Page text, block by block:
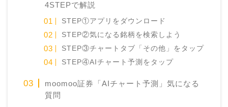
4STEPで解説
STEP①アプリをダウンロード
STEP②気になる銘柄を検索しよう
STEP③チャートタブ「その他」をタップ
STEP④AIチャート予測をタップ
moomoo証券「AIチャート予測」気になる
質問